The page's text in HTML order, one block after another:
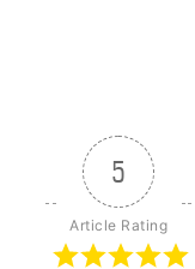
5
Article Rating